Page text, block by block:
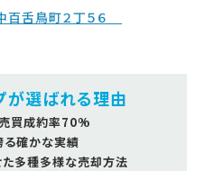
百舌鳥町２丁５６
が選ばれる理由
買成約率70%
確かな実績
多種多様な売却方法